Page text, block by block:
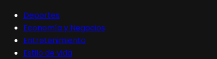
Deportes
Economía y Negocios
Entretenimiento
Estilo de vida